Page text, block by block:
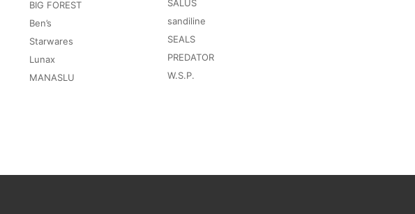
BIG FOREST
Ben’s
Starwares
Lunax
MANASLU
SALUS
sandiline
SEALS
PREDATOR
W.S.P.